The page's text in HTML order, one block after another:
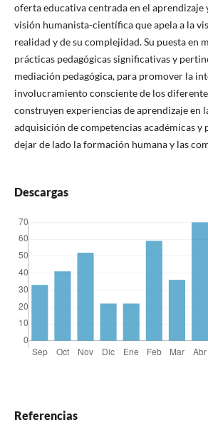
oferta educativa centrada en el aprendizaje
visión humanista-científica que apela a la
realidad y de su complejidad. Su puesta en
prácticas pedagógicas significativas y
mediación pedagógica, para promover la
involucramiento consciente de los
construyen experiencias de aprendizaje en
adquisición de competencias académicas y
dejar de lado la formación humana y las
Descargas
Referencias